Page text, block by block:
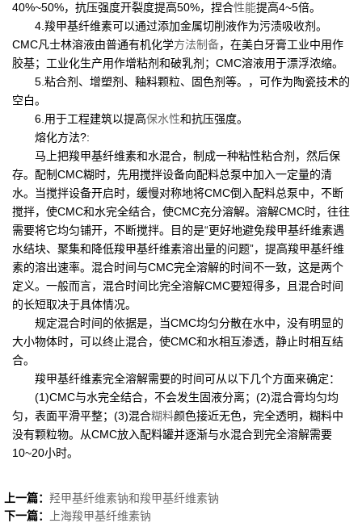
40%~50%，抗压强度开裂度提高50%，捏合性能提高4~5倍。
4.羧甲基纤维素可以通过添加金属切削液作为污渍吸收剂。
CMC凡士林溶液由普通有机化学方法制备，在美白牙膏工业中用作
胶基；工业化生产用作增粘剂和破乳剂；CMC溶液用于漂浮浓缩。
5.粘合剂、增塑剂、釉料颗粒、固色剂等。，可作为陶瓷技术的
空白。
6.用于工程建筑以提高保水性和抗压强度。
熔化方法?:
马上把羧甲基纤维素和水混合，制成一种粘性粘合剂，然后保
存。配制CMC糊时，先用搅拌设备向配料总泵中加入一定量的清
水。当搅拌设备开启时，缓慢对称地将CMC倒入配料总泵中，不断
搅拌，使CMC和水完全结合，使CMC充分溶解。溶解CMC时，往往
需要将它均匀铺开，不断搅拌。目的是“更好地避免羧甲基纤维素遇
水结块、聚集和降低羧甲基纤维素溶出量的问题”，提高羧甲基纤维
素的溶出速率。混合时间与CMC完全溶解的时间不一致，这是两个
定义。一般而言，混合时间比完全溶解CMC要短得多，且混合时间
的长短取决于具体情况。
规定混合时间的依据是，当CMC均匀分散在水中，没有明显的
大小物体时，可以终止混合，使CMC和水相互渗透，静止时相互结
合。
羧甲基纤维素完全溶解需要的时间可从以下几个方面来确定：
(1)CMC与水完全结合，不会发生固液分离；(2)混合膏均匀均
匀，表面平滑平整；(3)混合糊料颜色接近无色，完全透明，糊料中
没有颗粒物。从CMC放入配料罐并逐渐与水混合到完全溶解需要
10~20小时。
上一篇： 羟甲基纤维素钠和羧甲基纤维素钠
下一篇：
上海羧甲基纤维素钠